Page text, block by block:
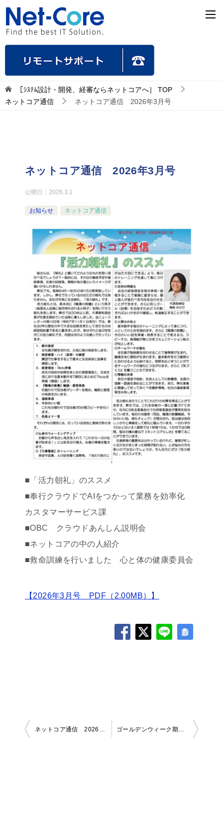
［ｼｽﾃﾑ設計・開発、経審ならネットコアへ］
TOP
ネットコア通信
ネットコア通信 2026年3月号
ネットコア通信 2026年3月号
公開日： 2026.3.1
お知らせ ネットコア通信
■「活力朝礼」のススメ
■奉行クラウドでAIをつかって業務を効率化
カスタマーサービス課
■OBC クラウドあんしん説明会
■ネットコアの中の人紹介
■救命訓練を行いました 心と体の健康委員会
【2026年3月号 PDF（2.00MB）】
投
ネットコア通信 2026年1月号 ゴールデンウィーク期間休業日のお知らせ